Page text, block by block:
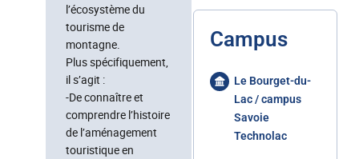
l’écosystème du
tourisme de
montagne.
Plus spécifiquement,
il s’agit :
-De connaître et
comprendre l’histoire
de l’aménagement
touristique en
Campus
Le Bourget-du-
Lac / campus
Savoie
Technolac